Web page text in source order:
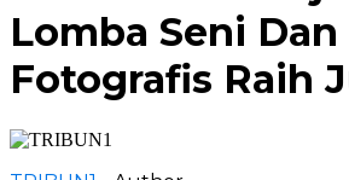
Lomba Seni Dan
Fotografis Raih